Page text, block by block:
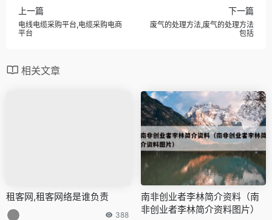
上一篇
电线电缆采购平台,电缆采购电商
平台
下一篇
废气的处理方法,废气的处理方法
包括
相关文章
租客网,租客网络是谁负责
388
南非创业者李林简介资料（南
非创业者李林简介资料图片）